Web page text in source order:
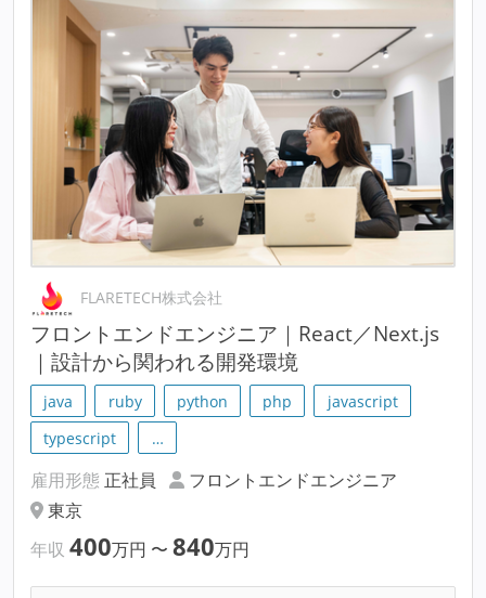
FLARETECH株式会社
フロントエンドエンジニア｜React／Next.js
｜設計から関われる開発環境
java ruby python php
javascript
typescript
…
雇用形態 正社員
フロントエンドエンジニア
東京
年収 400万円 〜 840万円